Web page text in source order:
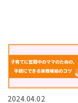
2024.04.02